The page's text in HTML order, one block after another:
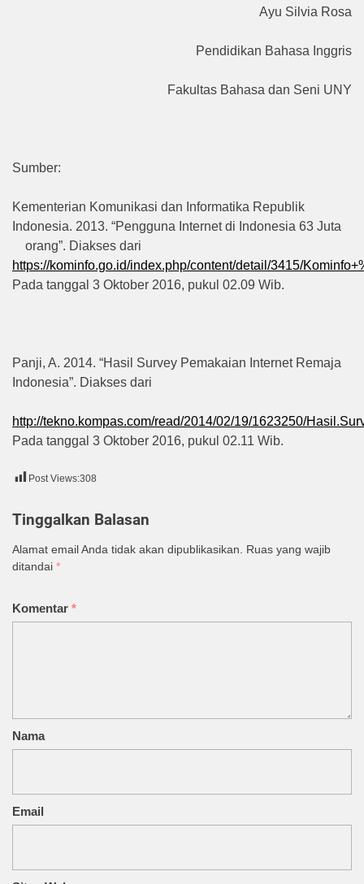
Ayu Silvia Rosa
Pendidikan Bahasa Inggris
Fakultas Bahasa dan Seni UNY
Sumber:
Kementerian Komunikasi dan Informatika Republik
Indonesia. 2013. “Pengguna Internet di Indonesia 63 Juta
orang”. Diakses dari
https://kominfo.go.id/index.php/content/detail/3415/
Pada tanggal 3 Oktober 2016, pukul 02.09 Wib.
Panji, A. 2014. “Hasil Survey Pemakaian Internet Remaja
Indonesia”. Diakses dari
http://tekno.kompas.com/read/2014/02/19/1623250/
Pada tanggal 3 Oktober 2016, pukul 02.11 Wib.
Post Views:308
Tinggalkan Balasan
Alamat email Anda tidak akan dipublikasikan.
Ruas yang wajib
ditandai *
Komentar *
Nama
Email